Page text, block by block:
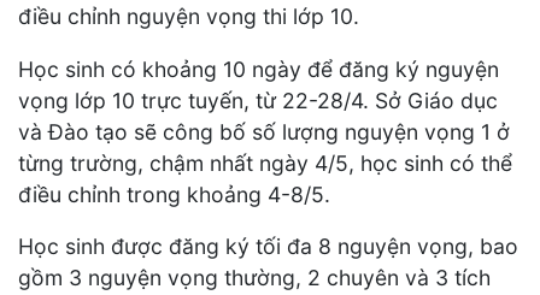
điều chỉnh nguyện vọng thi lớp 10.
Học sinh có khoảng 10 ngày để đăng ký nguyện
vọng lớp 10 trực tuyến, từ 22-28/4. Sở Giáo dục
và Đào tạo sẽ công bố số lượng nguyện vọng 1 ở
từng trường, chậm nhất ngày 4/5, học sinh có thể
điều chỉnh trong khoảng 4-8/5.
Học sinh được đăng ký tối đa 8 nguyện vọng, bao
gồm 3 nguyện vọng thường, 2 chuyên và 3 tích